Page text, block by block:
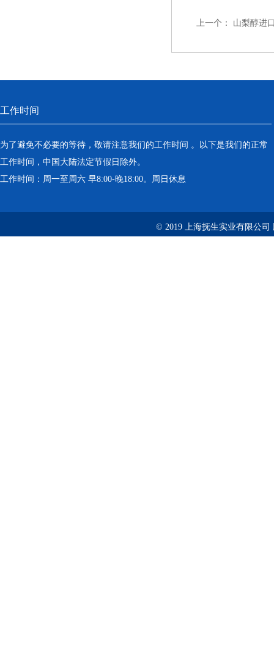
上一个： 山梨醇进
工作时间
为了避免不必要的等待，敬请注意我们的工作时间 。以下是我们的正常
工作时间，中国大陆法定节假日除外。
工作时间：周一至周六 早8:00-晚18:00。周日休息
© 2019 上海抚生实业有限公司